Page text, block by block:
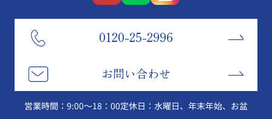
0120-25-2996
お問い合わせ
営業時間：9:00～18：00定休日：水曜日、年末年始、お盆